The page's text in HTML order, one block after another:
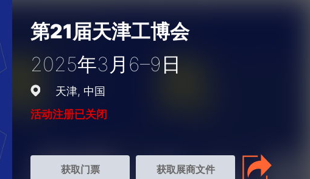
第21届天津工博会
2025年3月6–9日
天津 中国
活动注册已关闭
获取门票 获取展商文件